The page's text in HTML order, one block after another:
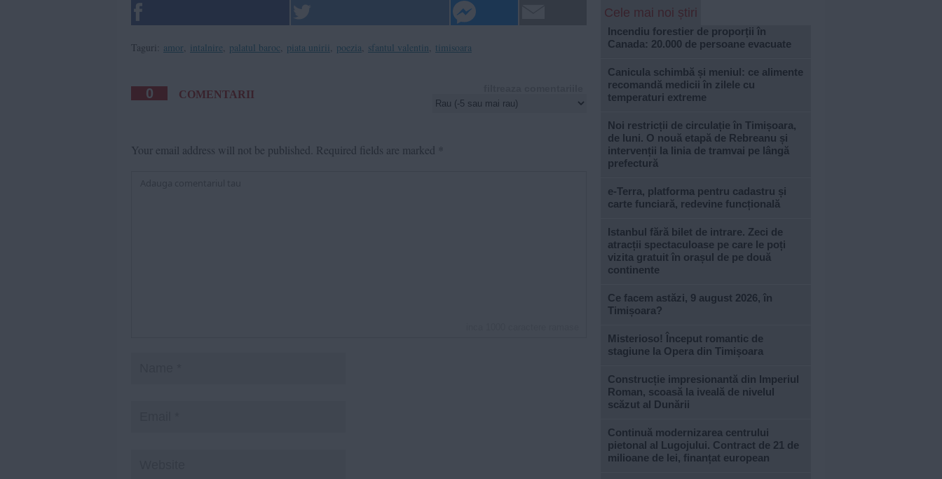
Taguri: amor intalnire palatul baroc piata unirii poezia sfantul valentin timisoara
0 COMENTARII
Your email address will not be published. Required fields are marked *
Cele mai noi știri
Incendiu forestier de proporții în
Canada: 20.000 de persoane evacuate
Canicula schimbă și meniul: ce alimente
recomandă medicii în zilele cu
temperaturi extreme
Noi restricții de circulație în Timișoara,
de luni. O nouă etapă de Rebreanu și
intervenții la linia de tramvai pe lângă
prefectură
e-Terra, platforma pentru cadastru și
carte funciară, redevine funcțională
Istanbul fără bilet de intrare. Zeci de
atracții spectaculoase pe care le poți
vizita gratuit în orașul de pe două
continente
Ce facem astăzi, 9 august 2026, în
Timișoara?
Misterioso! Început romantic de
stagiune la Opera din Timișoara
Construcție impresionantă din Imperiul
Roman, scoasă la iveală de nivelul
scăzut al Dunării
Continuă modernizarea centrului
pietonal al Lugojului. Contract de 21 de
milioane de lei, finanțat european